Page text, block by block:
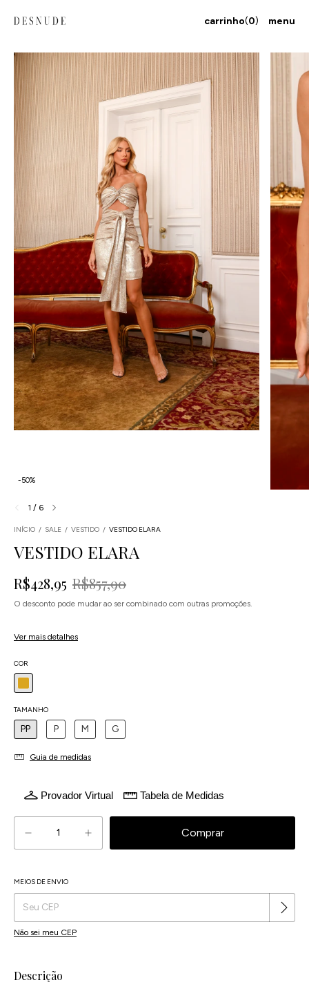
menu
carrinho(0)
-50%
1 / 6
INÍCIO / SALE / VESTIDO / VESTIDO ELARA
VESTIDO ELARA
R$428,95 R$857,90
O desconto pode mudar ao ser combinado com outras promoções.
Ver mais detalhes
COR
TAMANHO
PP P M G
Guia de medidas
Provador Virtual Tabela de Medidas
Entregas para o CEP:
MEIOS DE ENVIO
Não sei meu CEP
Descrição